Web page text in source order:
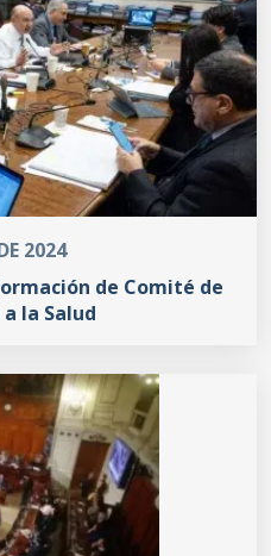
2024
de Comité de
la Salud